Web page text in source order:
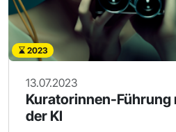
2023
13.07.2023
Kuratorinnen-Führung
der KI